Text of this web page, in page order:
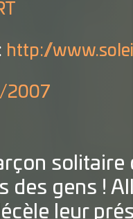
http://
2007
solitaire
des gens !
leur